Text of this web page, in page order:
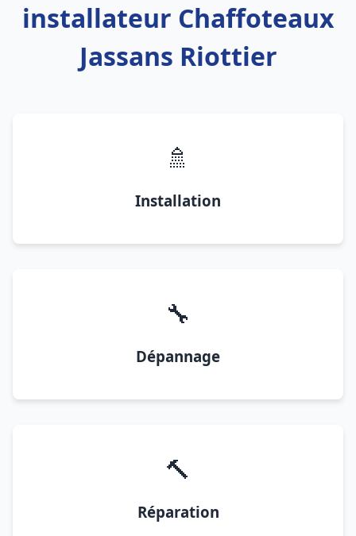
installateur Chaffoteaux
Jassans Riottier
🚿
Installation
🔧
Dépannage
🔨
Réparation